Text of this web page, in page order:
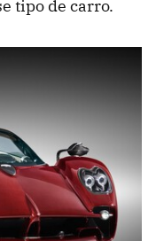
tipo de carro.